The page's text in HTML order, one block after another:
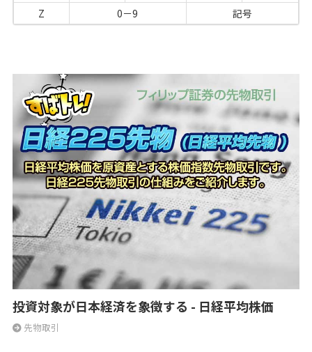
Z 0－9 記号
投資対象が日本経済を象徴する - 日経平均株価
先物取引